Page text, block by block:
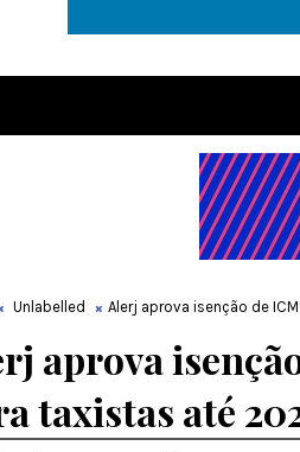
Unlabelled Alerj aprova isenção de
aprova
taxistas até